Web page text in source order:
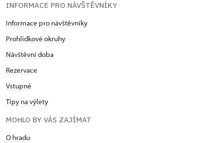
INFORMACE PRO NÁVŠTĚVNÍKY
Informace pro návštěvníky
Prohlídkové okruhy
Návštěvní doba
Rezervace
Vstupné
Tipy na výlety
MOHLO BY VÁS ZAJÍMAT
O hradu